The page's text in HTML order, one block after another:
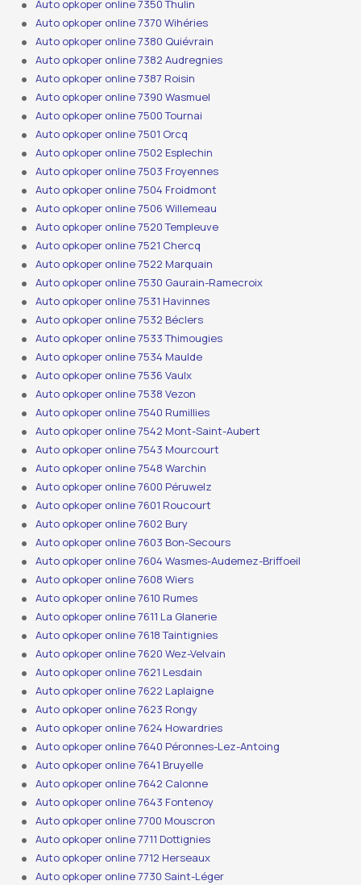
Auto opkoper online 7350 Thulin
Auto opkoper online 7370 Wihéries
Auto opkoper online 7380 Quiévrain
Auto opkoper online 7382 Audregnies
Auto opkoper online 7387 Roisin
Auto opkoper online 7390 Wasmuel
Auto opkoper online 7500 Tournai
Auto opkoper online 7501 Orcq
Auto opkoper online 7502 Esplechin
Auto opkoper online 7503 Froyennes
Auto opkoper online 7504 Froidmont
Auto opkoper online 7506 Willemeau
Auto opkoper online 7520 Templeuve
Auto opkoper online 7521 Chercq
Auto opkoper online 7522 Marquain
Auto opkoper online 7530 Gaurain-Ramecroix
Auto opkoper online 7531 Havinnes
Auto opkoper online 7532 Béclers
Auto opkoper online 7533 Thimougies
Auto opkoper online 7534 Maulde
Auto opkoper online 7536 Vaulx
Auto opkoper online 7538 Vezon
Auto opkoper online 7540 Rumillies
Auto opkoper online 7542 Mont-Saint-Aubert
Auto opkoper online 7543 Mourcourt
Auto opkoper online 7548 Warchin
Auto opkoper online 7600 Péruwelz
Auto opkoper online 7601 Roucourt
Auto opkoper online 7602 Bury
Auto opkoper online 7603 Bon-Secours
Auto opkoper online 7604 Wasmes-Audemez-Briffoeil
Auto opkoper online 7608 Wiers
Auto opkoper online 7610 Rumes
Auto opkoper online 7611 La Glanerie
Auto opkoper online 7618 Taintignies
Auto opkoper online 7620 Wez-Velvain
Auto opkoper online 7621 Lesdain
Auto opkoper online 7622 Laplaigne
Auto opkoper online 7623 Rongy
Auto opkoper online 7624 Howardries
Auto opkoper online 7640 Péronnes-Lez-Antoing
Auto opkoper online 7641 Bruyelle
Auto opkoper online 7642 Calonne
Auto opkoper online 7643 Fontenoy
Auto opkoper online 7700 Mouscron
Auto opkoper online 7711 Dottignies
Auto opkoper online 7712 Herseaux
Auto opkoper online 7730 Saint-Léger